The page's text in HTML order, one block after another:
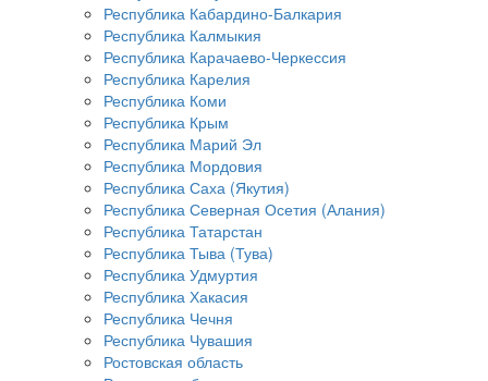
Республика Кабардино-Балкария
Республика Калмыкия
Республика Карачаево-Черкессия
Республика Карелия
Республика Коми
Республика Крым
Республика Марий Эл
Республика Мордовия
Республика Саха (Якутия)
Республика Северная Осетия (Алания)
Республика Татарстан
Республика Тыва (Тува)
Республика Удмуртия
Республика Хакасия
Республика Чечня
Республика Чувашия
Ростовская область